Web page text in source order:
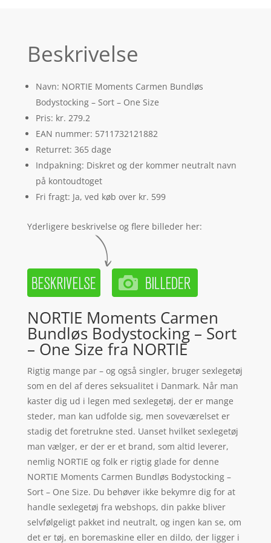
Beskrivelse
Navn: NORTIE Moments Carmen Bundløs
Bodystocking – Sort – One Size
Pris: kr. 279.2
EAN nummer: 5711732121882
Returret: 365 dage
Indpakning: Diskret og der kommer neutralt navn
på kontoudtoget
Fri fragt: Ja, ved køb over kr. 599
Yderligere beskrivelse og flere billeder her:
NORTIE Moments Carmen
Bundløs Bodystocking – Sort
– One Size fra NORTIE
Rigtig mange par – og også singler, bruger sexlegetøj
som en del af deres seksualitet i Danmark. Når man
kaster dig ud i legen med sexlegetøj, der er mange
steder, man kan udfolde sig, men soveværelset er
stadig det foretrukne sted. Uanset hvilket sexlegetøj
man vælger, er der er et brand, som altid leverer,
nemlig NORTIE og folk er rigtig glade for denne
NORTIE Moments Carmen Bundløs Bodystocking –
Sort – One Size. Du behøver ikke bekymre dig for at
handle sexlegetøj fra webshops, din pakke bliver
selvfølgeligt pakket ind neutralt, og ingen kan se, om
det er tøj, en boremaskine eller en dildo, der ligger i